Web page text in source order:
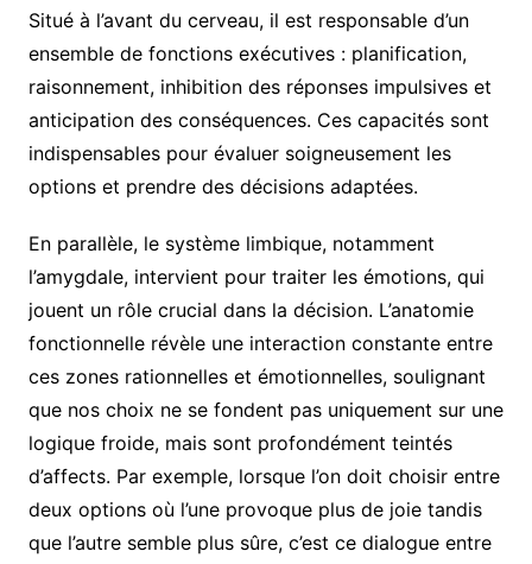
Situé à l’avant du cerveau, il est responsable d’un
ensemble de fonctions exécutives : planification,
raisonnement, inhibition des réponses impulsives et
anticipation des conséquences. Ces capacités sont
indispensables pour évaluer soigneusement les
options et prendre des décisions adaptées.
En parallèle, le système limbique, notamment
l’amygdale, intervient pour traiter les émotions, qui
jouent un rôle crucial dans la décision. L’anatomie
fonctionnelle révèle une interaction constante entre
ces zones rationnelles et émotionnelles, soulignant
que nos choix ne se fondent pas uniquement sur une
logique froide, mais sont profondément teintés
d’affects. Par exemple, lorsque l’on doit choisir entre
deux options où l’une provoque plus de joie tandis
que l’autre semble plus sûre, c’est ce dialogue entre